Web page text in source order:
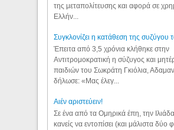
της μεταπολίτευσης και αφορά σε
Ελλήν...
Συγκλονίζει η κατάθεση της συζύγου
Έπειτα από 3,5 χρόνια κλήθηκε στην
Αντιτρομοκρατική η σύζυγος και
παιδιών του Σωκράτη Γκιόλια,
δήλωσε: «Μας έλεγ...
Aιέν αριστεύειν!
Σε ένα από τα Ομηρικά έπη, την
κανείς να εντοπίσει (και μάλιστα δύο